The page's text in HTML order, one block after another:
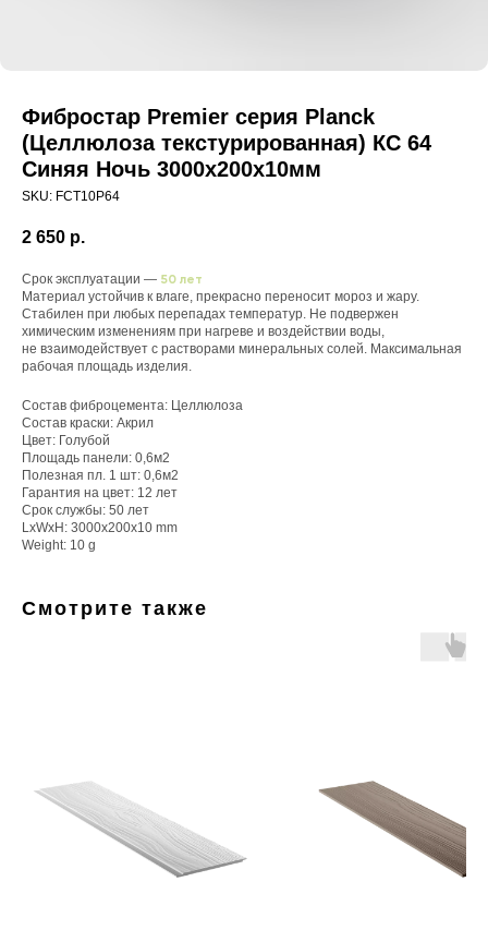
Фибростар Premier серия Planck
(Целлюлоза текстурированная) КС 64
Синяя Ночь 3000х200х10мм
SKU: FCT10P64
2 650 р.
Срок эксплуатации — 50 лет
Материал устойчив к влаге, прекрасно переносит мороз и жару.
Стабилен при любых перепадах температур. Не подвержен
химическим изменениям при нагреве и воздействии воды,
не взаимодействует с растворами минеральных солей. Максимальная
рабочая площадь изделия.
Состав фиброцемента: Целлюлоза
Состав краски: Акрил
Цвет: Голубой
Площадь панели: 0,6м2
Полезная пл. 1 шт: 0,6м2
Гарантия на цвет: 12 лет
Срок службы: 50 лет
LxWxH: 3000x200x10 mm
Weight: 10 g
Смотрите также